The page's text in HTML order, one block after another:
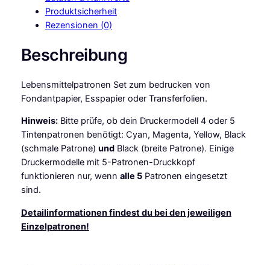
a
r
o
e
n
4
e
r
(
C
L
Produktsicherheit
Rezensionen (0)
Beschreibung
Lebensmittelpatronen Set zum bedrucken von
Fondantpapier, Esspapier oder Transferfolien.
Hinweis:Bitte prüfe, ob dein Druckermodell 4 oder 5
Tintenpatronen benötigt: Cyan, Magenta, Yellow, Black
(schmale Patrone) undBlack (breite Patrone). Einige
Druckermodelle mit 5-Patronen-Druckkopf
funktionieren nur, wenn alle 5Patronen eingesetzt
sind.
Detailinformationen findest du bei den jeweiligen
Einzelpatronen!